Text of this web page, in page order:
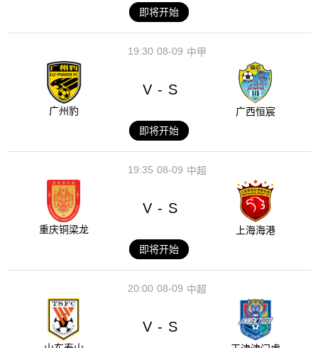
即将开始
08-09
19:30 中甲
广州豹
V - S
广西恒宸
即将开始
08-09
19:35 中超
重庆铜梁龙
V - S
上海海港
即将开始
08-09
20:00 中超
V - S